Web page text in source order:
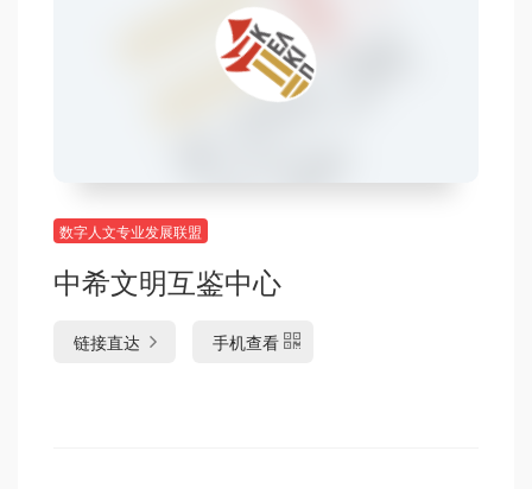
数字人文专业发展联盟
中希文明互鉴中心
链接直达 手机查看